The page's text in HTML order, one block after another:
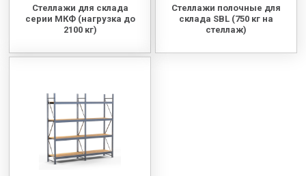
Стеллажи для склада
серии МКФ (нагрузка до
2100 кг)
Стеллажи полочные для
склада SBL (750 кг на
стеллаж)